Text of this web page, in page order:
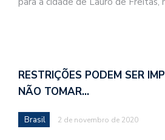
RESTRIÇÕES PODEM SER
NÃO TOMAR…
Brasil 2 de novembro de 2020